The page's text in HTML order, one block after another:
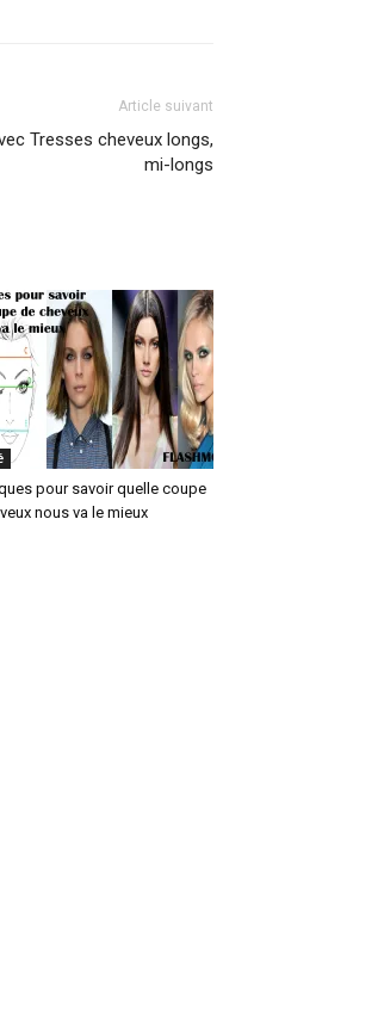
Article suivant
Tresses cheveux longs,
mi-longs
pour savoir quelle coupe
nous va le mieux